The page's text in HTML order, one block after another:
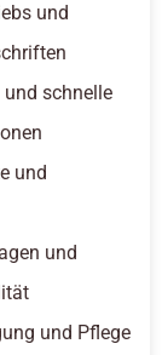
und
schnelle
und
und
und Pflege